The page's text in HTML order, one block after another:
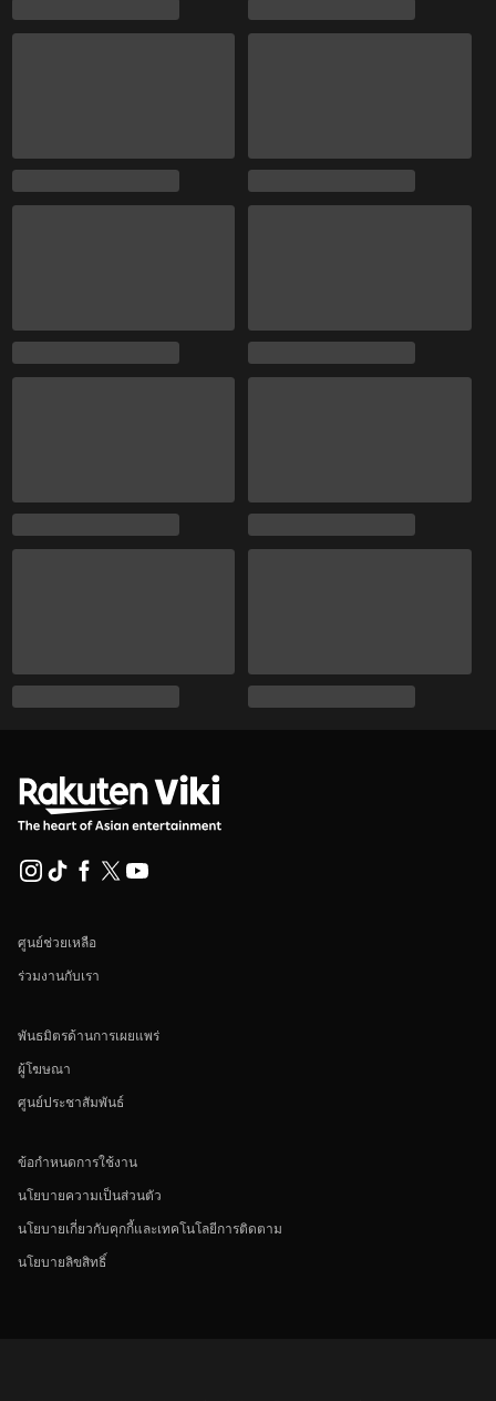
ศูนย์ช่วยเหลือ
ร่วมงานกับเรา
พันธมิตรด้านการเผยแพร่
ผู้โฆษณา
ศูนย์ประชาสัมพันธ์
ข้อกำหนดการใช้งาน
นโยบายความเป็นส่วนตัว
นโยบายเกี่ยวกับคุกกี้และเทคโนโลยีการติดตาม
นโยบายลิขสิทธิ์